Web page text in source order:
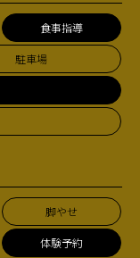
食事指導
駐車場
脚やせ
体験予約